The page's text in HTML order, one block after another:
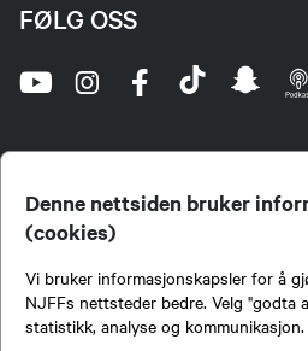
Denne nettsiden bruker
(cookies)
Vi bruker informasjonskapsler for å
NJFFs nettsteder bedre. Velg "godta
statistikk, analyse og kommunikasjon.
FØLG OSS
jegere og sportsfiskere og et av de viktigste miljøene for
fiske i Norge. Vi er en partipolitisk nøytral
naturpolitisk engasjement i mange saker.